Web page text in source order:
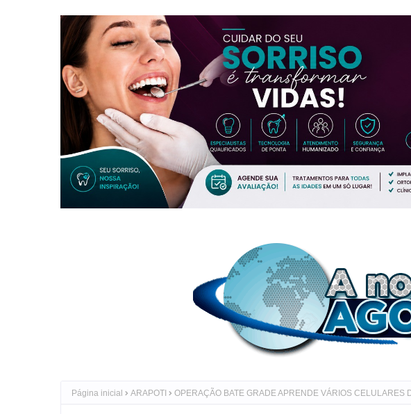
Página inicial ARAPOTI OPERAÇÃO BATE GRADE APRENDE VÁRIOS CELULARES